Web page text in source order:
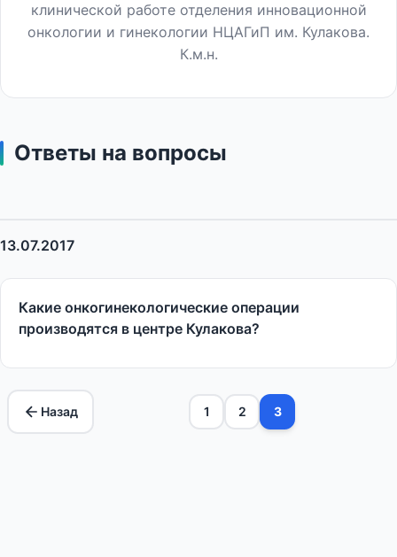
клинической работе отделения инновационной
онкологии и гинекологии НЦАГиП им. Кулакова.
К.м.н.
Ответы на вопросы
13.07.2017
Какие онкогинекологические операции
производятся в центре Кулакова?
Назад 1 2 3